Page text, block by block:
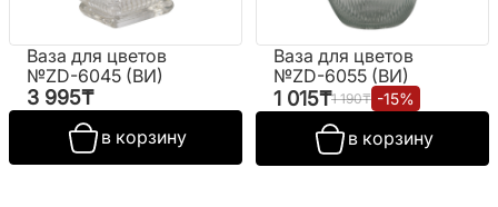
Ваза для цветов
№ZD-6045 (ВИ)
3 995₸
в корзину
Ваза для цветов
№ZD-6055 (ВИ)
1 015₸1 190₸ -15%
в корзину